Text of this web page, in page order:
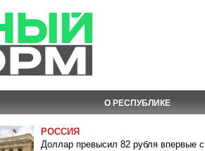
О РЕСПУБЛИКЕ
РОССИЯ
Доллар превысил 82 рубля впервые с